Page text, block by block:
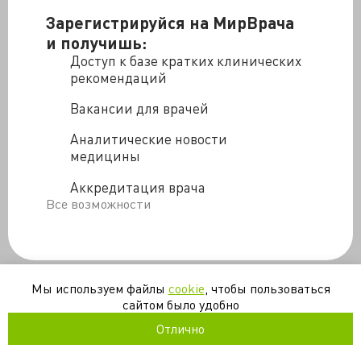
Зарегистрируйся на МирВрача
и получишь:
Доступ к базе кратких клинических
рекомендаций
Вакансии для врачей
Аналитические новости
медицины
Аккредитация врача
Все возможности
Мы используем файлы cookie , чтобы пользоваться
сайтом было удобно
Отлично